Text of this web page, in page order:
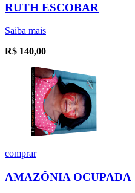
RUTH ESCOBAR
Saiba mais
R$ 140,00
comprar
AMAZÔNIA OCUPADA